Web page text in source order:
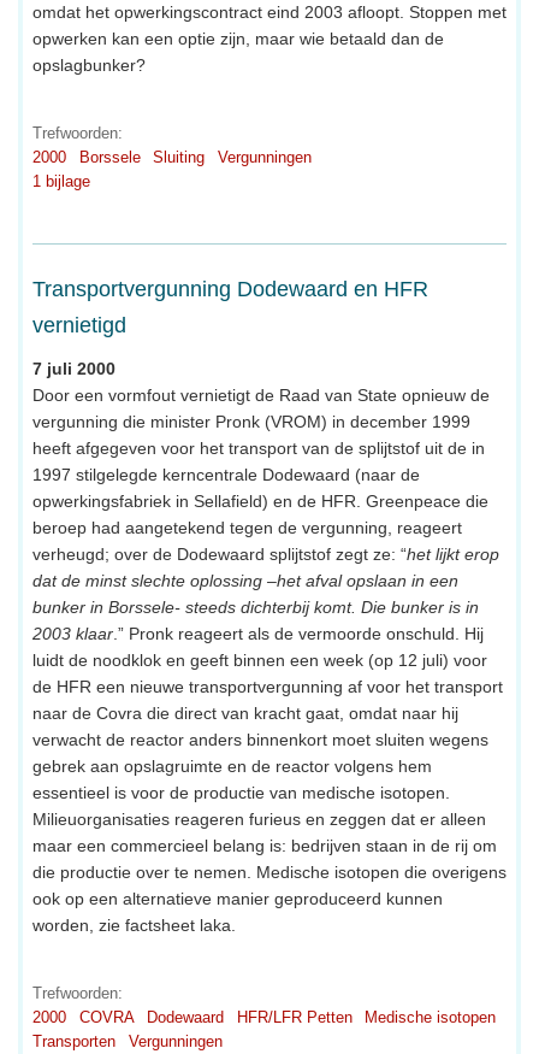
omdat het opwerkingscontract eind 2003 afloopt. Stoppen met
opwerken kan een optie zijn, maar wie betaald dan de
opslagbunker?
Trefwoorden:
2000
Borssele Sluiting
Vergunningen
1 bijlage
Transportvergunning Dodewaard en HFR
vernietigd
7 juli 2000
Door een vormfout vernietigt de Raad van State opnieuw de
vergunning die minister Pronk (VROM) in december 1999
heeft afgegeven voor het transport van de splijtstof uit de in
1997 stilgelegde kerncentrale Dodewaard (naar de
opwerkingsfabriek in Sellafield) en de HFR. Greenpeace die
beroep had aangetekend tegen de vergunning, reageert
verheugd; over de Dodewaard splijtstof zegt ze: “het lijkt erop
dat de minst slechte oplossing –het afval opslaan in een
bunker in Borssele- steeds dichterbij komt. Die bunker is in
2003 klaar .” Pronk reageert als de vermoorde onschuld. Hij
luidt de noodklok en geeft binnen een week (op 12 juli) voor
de HFR een nieuwe transportvergunning af voor het transport
naar de Covra die direct van kracht gaat, omdat naar hij
verwacht de reactor anders binnenkort moet sluiten wegens
gebrek aan opslagruimte en de reactor volgens hem
essentieel is voor de productie van medische isotopen.
Milieuorganisaties reageren furieus en zeggen dat er alleen
maar een commercieel belang is: bedrijven staan in de rij om
die productie over te nemen. Medische isotopen die overigens
ook op een alternatieve manier geproduceerd kunnen
worden, zie factsheet laka.
Trefwoorden:
2000
COVRA Dodewaard HFR/LFR Petten
Medische isotopen
Transporten
Vergunningen